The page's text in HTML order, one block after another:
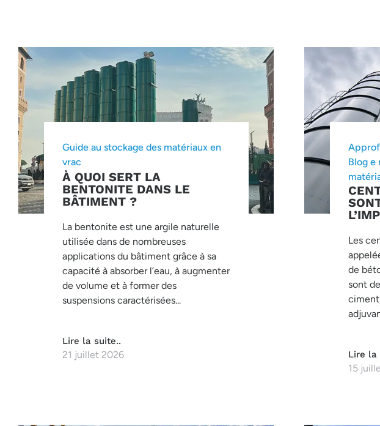
Guide au stockage des matériaux en
vrac
À QUOI SERT LA
BENTONITE DANS LE
BÂTIMENT ?
La bentonite est une argile naturelle
utilisée dans de nombreuses
applications du bâtiment grâce à sa
capacité à absorber l’eau, à augmenter
de volume et à former des
suspensions caractérisées...
Lire la suite..
21 juillet 2026
Blog e
Les
de
sont
Lire la
15